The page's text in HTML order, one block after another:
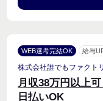
WEB選考完結OK 給与
株式会社誰でもファク
月収38万円以上
日払いOK